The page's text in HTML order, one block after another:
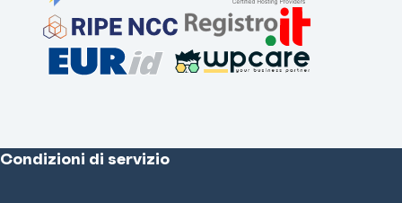
Condizioni di servizio